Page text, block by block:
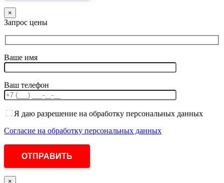
×
Запрос цены
Ваше имя
Ваш телефон
Я даю разрешение на обработку персональных данных
Согласие на обработку персональных данных
×